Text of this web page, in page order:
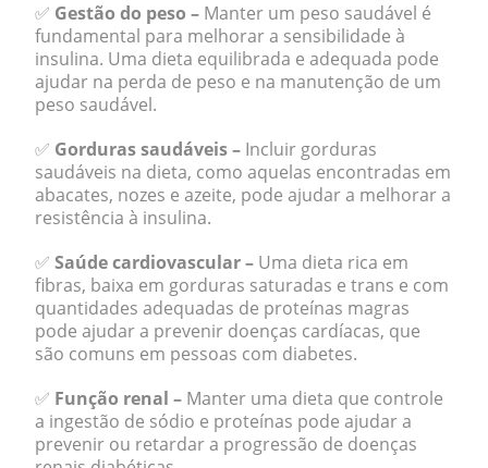
✅ Gestão do peso – Manter um peso saudável é
fundamental para melhorar a sensibilidade à
insulina. Uma dieta equilibrada e adequada pode
ajudar na perda de peso e na manutenção de um
peso saudável.
✅ Gorduras saudáveis – Incluir gorduras
saudáveis na dieta, como aquelas encontradas em
abacates, nozes e azeite, pode ajudar a melhorar a
resistência à insulina.
✅ Saúde cardiovascular – Uma dieta rica em
fibras, baixa em gorduras saturadas e trans e com
quantidades adequadas de proteínas magras
pode ajudar a prevenir doenças cardíacas, que
são comuns em pessoas com diabetes.
✅ Função renal – Manter uma dieta que controle
a ingestão de sódio e proteínas pode ajudar a
prevenir ou retardar a progressão de doenças